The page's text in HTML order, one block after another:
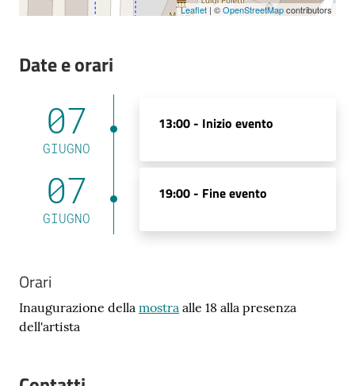
Leaflet | ©OpenStreetMapcontributors
Date e orari
07
GIUGNO
13:00 - Inizio evento
07
GIUGNO
19:00 - Fine evento
Orari
Inaugurazione della mostra alle 18 alla presenza
dell'artista